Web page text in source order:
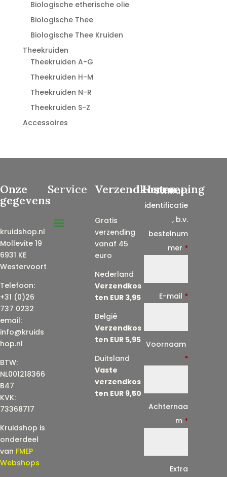
Biologische etherische olie
Biologische Thee
Biologische Thee Kruiden
Theekruiden
Theekruiden A-G
Theekruiden H-M
Theekruiden N-R
Theekruiden S-Z
Accessoires
Onze
gegevens
kruidshop.nl
Mollevite 19
6931 KE
Westervoort
Telefoon:
+31 (0)26
737 0232
email:
info@kruids
hop.nl
BTW:
NL001218366
B47
KVK:
73368717
Kruidshop is
onderdeel
van FMEP
Webshops
Service Verzendkosten
Gratis
verzending
vanaf 45
euro
Nederland
Verzendkos
ten EUR 3,95
België
Verzendkos
ten EUR 5,95
Duitsland
Vaste
verzendkos
ten EUR 9,50
Herroeping
Contract
identificatie
, b.v.
bestelnum
mer *
E-mail *
Voornaam
*
Achternaa
m *
Extra